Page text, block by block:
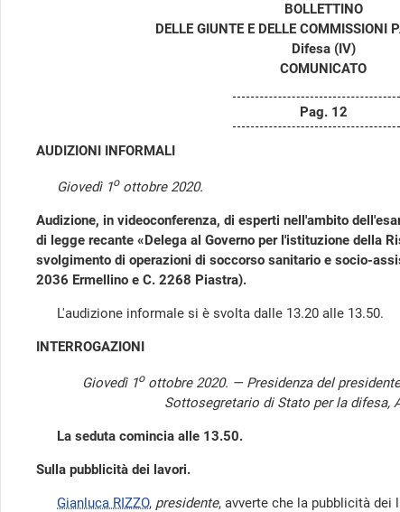
BOLLETTINO
DELLE GIUNTE E DELLE COMMISSIONI
Difesa (IV)
COMUNICATO
Pag. 12
AUDIZIONI INFORMALI
Giovedì 1oottobre 2020.
Audizione, in videoconferenza, di esperti nell'ambito
di legge recante «Delega al Governo per l'istituzione della
svolgimento di operazioni di soccorso sanitario e socio-
2036 Ermellino e C. 2268 Piastra).
L'audizione informale si è svolta dalle 13.20 alle 13.50.
INTERROGAZIONI
Giovedì 1oottobre 2020. — Presidenza del
Sottosegretario di Stato per la difesa,
La seduta comincia alle 13.50.
Sulla pubblicità dei lavori.
Gianluca RIZZO, presidente, avverte che la pubblicità dei